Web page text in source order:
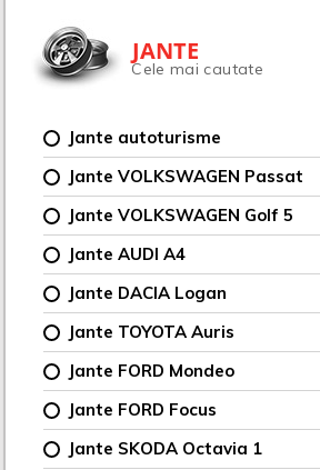
JANTE
Cele mai cautate
Jante autoturisme
Jante VOLKSWAGEN Passat
Jante VOLKSWAGEN Golf 5
Jante AUDI A4
Jante DACIA Logan
Jante TOYOTA Auris
Jante FORD Mondeo
Jante FORD Focus
Jante SKODA Octavia 1